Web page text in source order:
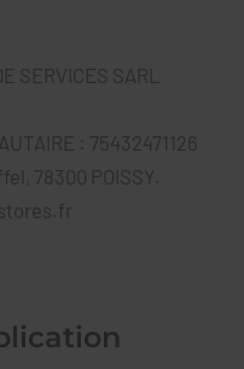
SERVICES SARL
: 75432471126
78300 POISSY.